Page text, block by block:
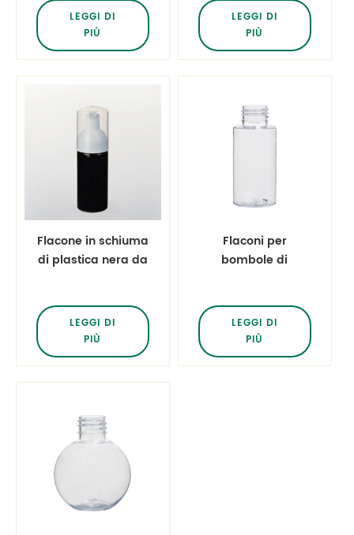
erogatore
schiumogeno
trasparente
LEGGI DI
PIÙ
dispensatore di
schiuma bianca
LEGGI DI
PIÙ
Flacone in schiuma
di plastica nera da
di schiuma bianca
LEGGI DI
PIÙ
Flaconi per
bombole di
LEGGI DI
PIÙ